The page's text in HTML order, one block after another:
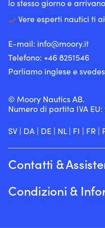
lo stesso giorno e
Vere esperti nautici ti
E-mail: info@moory.it
Telefono: +46 8251546
Parliamo inglese e
© Moory Nautics AB.
Numero di partita IVA EU:
SV | DA | DE | NL| FI | FR |
Contatti &
Condizioni &